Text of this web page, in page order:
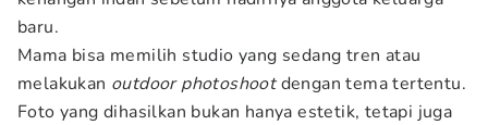
baru.
Mama bisa memilih studio yang sedang tren atau
melakukan outdoor photoshootdengan tema tertentu.
Foto yang dihasilkan bukan hanya estetik, tetapi juga